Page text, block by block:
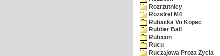
Rozrzutnicy
Rozstrel M4
Rubacka Vo Kopec
Rubber Ball
Rubicon
Rucu
Ruczajowa Proza Zycia